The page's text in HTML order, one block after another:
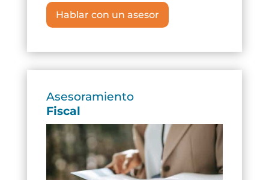
Hablar con un asesor
Asesoramiento
Fiscal